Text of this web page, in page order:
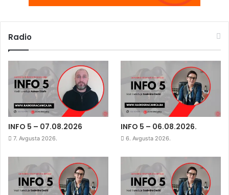
Radio
INFO 5 – 07.08.2026
7. Avgusta 2026.
INFO 5 – 06.08.2026.
6. Avgusta 2026.